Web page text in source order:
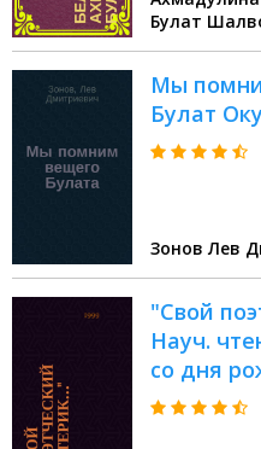
Булат
Мы
Булат
Зонов Лев
"Свой
Науч.
со дня
Окуджавы